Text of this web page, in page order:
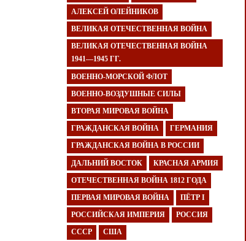
АЛЕКСЕЙ ОЛЕЙНИКОВ
ВЕЛИКАЯ ОТЕЧЕСТВЕННАЯ ВОЙНА
ВЕЛИКАЯ ОТЕЧЕСТВЕННАЯ ВОЙНА
1941—1945 ГГ.
ВОЕННО-МОРСКОЙ ФЛОТ
ВОЕННО-ВОЗДУШНЫЕ СИЛЫ
ВТОРАЯ МИРОВАЯ ВОЙНА
ГРАЖДАНСКАЯ ВОЙНА ГЕРМАНИЯ
ГРАЖДАНСКАЯ ВОЙНА В РОССИИ
ДАЛЬНИЙ ВОСТОК КРАСНАЯ АРМИЯ
ОТЕЧЕСТВЕННАЯ ВОЙНА 1812 ГОДА
ПЕРВАЯ МИРОВАЯ ВОЙНА ПЁТР I
РОССИЙСКАЯ ИМПЕРИЯ РОССИЯ
СССР США